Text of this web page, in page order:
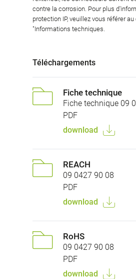
contre la corrosion. Pour plus
protection IP, veuillez vous référer
"Informations techniques.
Téléchargements
Fiche technique
Fiche technique 09
PDF
download
REACH
09 0427 90 08
PDF
download
RoHS
09 0427 90 08
PDF
download